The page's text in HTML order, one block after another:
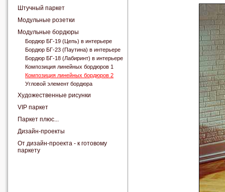
Штучный паркет
Модульные розетки
Модульные бордюры
Бордюр БГ-19 (Цепь) в интерьере
Бордюр БГ-23 (Паутина) в интерьере
Бордюр БГ-18 (Лабиринт) в интерьере
Композиция линейных бордюров 1
Композиция линейных бордюров 2
Угловой элемент бордюра
Художественные рисунки
VIP паркет
Паркет плюс...
Дизайн-проекты
От дизайн-проекта - к готовому
паркету